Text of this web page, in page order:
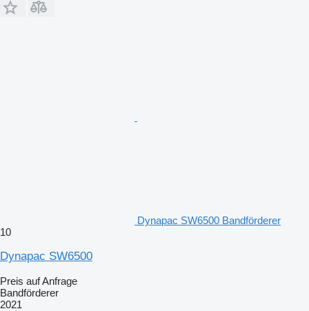
Dynapac SW6500 Bandförderer
10
Dynapac SW6500
Preis auf Anfrage
Bandförderer
2021